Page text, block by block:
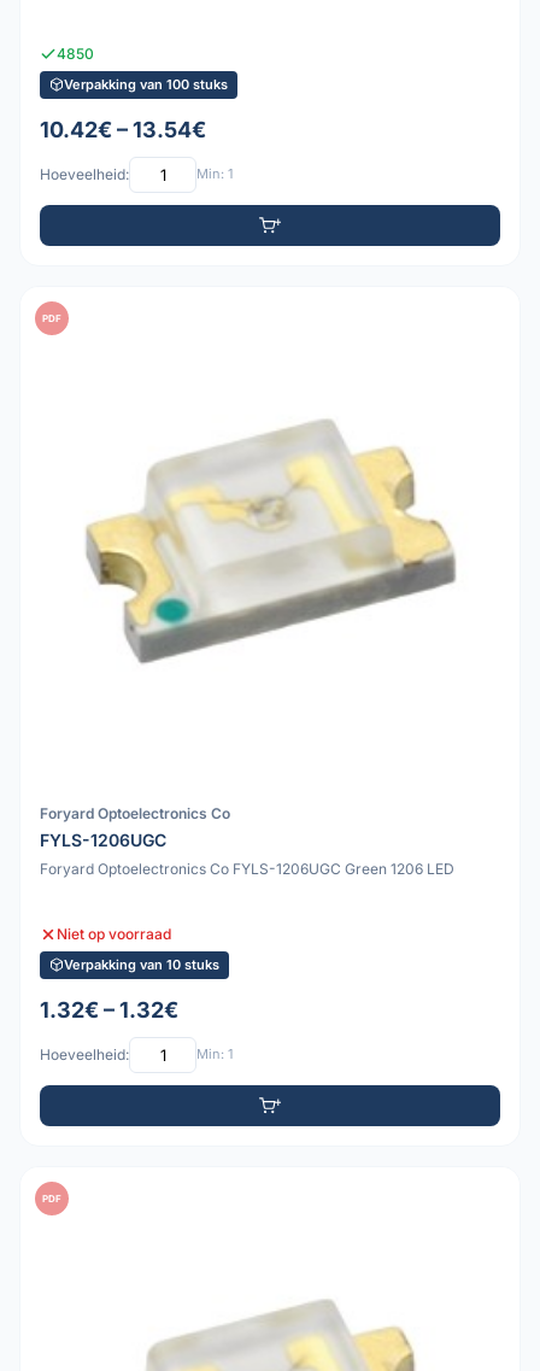
4850
Verpakking van 100 stuks
10.42€ – 13.54€
Hoeveelheid: Min: 1
PDF
Foryard Optoelectronics Co
FYLS-1206UGC
Foryard Optoelectronics Co FYLS-1206UGC Green 1206 LED
Niet op voorraad
Verpakking van 10 stuks
1.32€ – 1.32€
Hoeveelheid: Min: 1
PDF